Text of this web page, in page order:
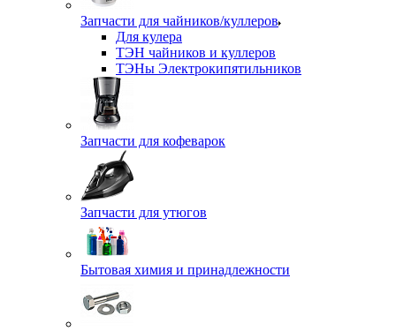
Запчасти для чайников/куллеров
Для кулера
ТЭН чайников и куллеров
ТЭНы Электрокипятильников
Запчасти для кофеварок
Запчасти для утюгов
Бытовая химия и принадлежности